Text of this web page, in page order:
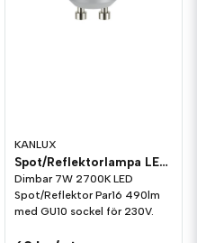
KANLUX
Spot/Reflektorlampa LED 490lm GU10 2700K Dim
Dimbar 7W 2700K LED
Spot/Reflektor Par16 490lm
med GU10 sockel för 230V.